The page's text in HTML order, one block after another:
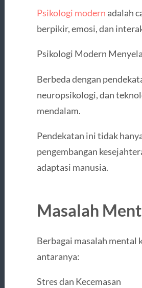
Psikologi modern adalah
berpikir, emosi, dan
Psikologi Modern
Berbeda dengan
neuropsikologi, dan
mendalam.
Pendekatan ini tidak
pengembangan
adaptasi manusia.
Masalah
Berbagai masalah
antaranya:
Stres dan Kecemasan